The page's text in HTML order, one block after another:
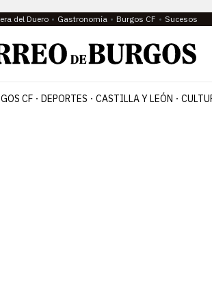
del Duero Gastronomía Burgos CF Sucesos
CF DEPORTES CASTILLA Y LEÓN